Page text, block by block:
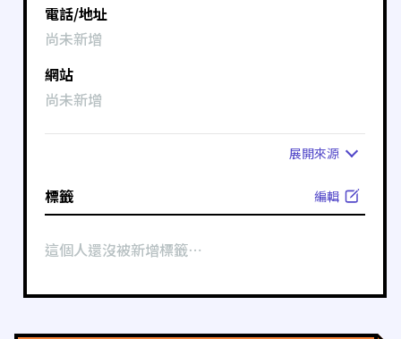
電話/地址
尚未新增
網站
尚未新增
展開來源
標籤 編輯
這個人還沒被新增標籤⋯